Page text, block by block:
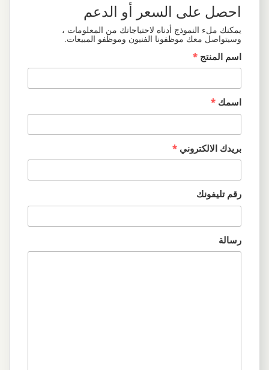
احصل على السعر أو الدعم
يمكنك ملء النموذج أدناه لاحتياجاتك من المعلومات ،
وسيتواصل معك موظفونا الفنيون وموظفو المبيعات.
اسم المنتج *
اسمك *
بريدك الالكتروني *
رقم تليفونك
رسالة